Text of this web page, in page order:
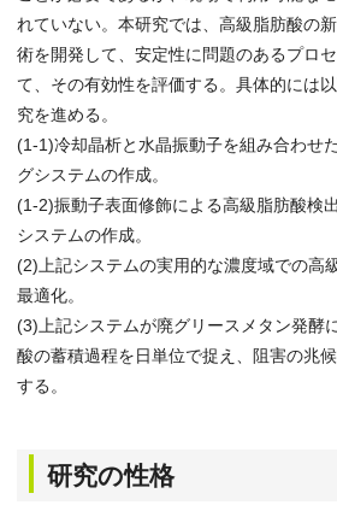
れていない。本研究では、高級脂肪酸の
術を開発して、安定性に問題のあるプロ
て、その有効性を評価する。具体的には
究を進める。
(1-1)冷却晶析と水晶振動子を組み合わせ
グシステムの作成。
(1-2)振動子表面修飾による高級脂肪酸検
システムの作成。
(2)上記システムの実用的な濃度域での高
最適化。
(3)上記システムが廃グリースメタン発酵
酸の蓄積過程を日単位で捉え、阻害の兆
する。
研究の性格